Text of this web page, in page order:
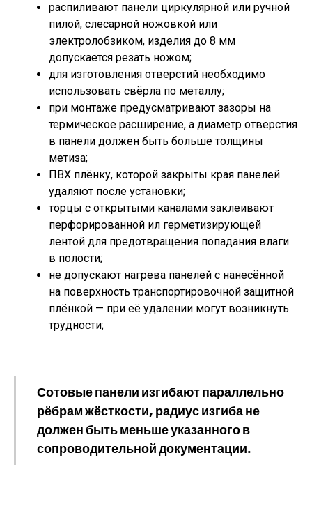
распиливают панели циркулярной или ручной
пилой, слесарной ножовкой или
электролобзиком, изделия до 8 мм
допускается резать ножом;
для изготовления отверстий необходимо
использовать свёрла по металлу;
при монтаже предусматривают зазоры на
термическое расширение, а диаметр отверстия
в панели должен быть больше толщины
метиза;
ПВХ плёнку, которой закрыты края панелей
удаляют после установки;
торцы с открытыми каналами заклеивают
перфорированной ил герметизирующей
лентой для предотвращения попадания влаги
в полости;
не допускают нагрева панелей с нанесённой
на поверхность транспортировочной защитной
плёнкой — при её удалении могут возникнуть
трудности;
Сотовые панели изгибают параллельно
рёбрам жёсткости, радиус изгиба не
должен быть меньше указанного в
сопроводительной документации.